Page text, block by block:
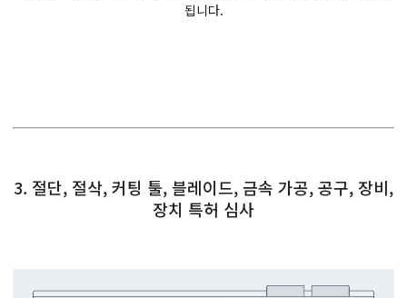
됩니다.
3. 절단, 절삭, 커팅 툴, 블레이드, 금속 가공, 공구, 장비,
장치 특허 심사